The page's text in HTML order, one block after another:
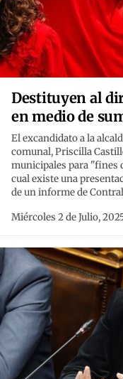
Destituyen al
en medio de
El excandidato a la
comunal, Priscilla
municipales para "fines
cual existe una
de un informe de
Miércoles 2 de Julio,